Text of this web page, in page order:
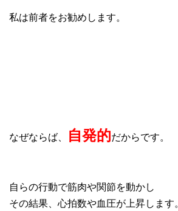
私は前者をお勧めします。
なぜならば、 自発的だからです。
自らの行動で筋肉や関節を動かし
その結果、心拍数や血圧が上昇します。